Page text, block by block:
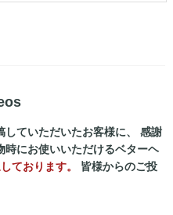
ていただいたお客様に、 感謝
にお使いいただけるベターヘ
ております。
皆様からのご投